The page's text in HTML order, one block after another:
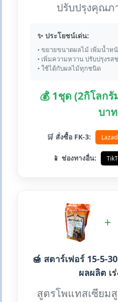
ปรับปรุงคุณภ
✨ ประโยชน์เด่น:
• ขยายขนาดผลไม้ เพิ่มน้ำห
• เพิ่มความหวาน ปรับปรุงรส
• ใช้ได้กับผลไม้ทุกชนิด
💰 1ชุด (2กิโลกรั
บาท
🛒 สั่งซื้อ FK-3:
📱 ช่องทางอื่น:
+
🍯 สตาร์เฟอร์ 15-5-
ผลผลิต เ
สูตรโพแทสเซียมสู